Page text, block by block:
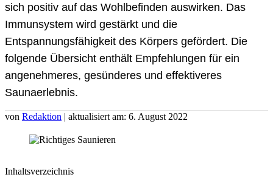
sich positiv auf das Wohlbefinden auswirken. Das
Immunsystem wird gestärkt und die
Entspannungsfähigkeit des Körpers gefördert. Die
folgende Übersicht enthält Empfehlungen für ein
angenehmeres, gesünderes und effektiveres
Saunaerlebnis.
von Redaktion | aktualisiert am: 6. August 2022
Inhaltsverzeichnis